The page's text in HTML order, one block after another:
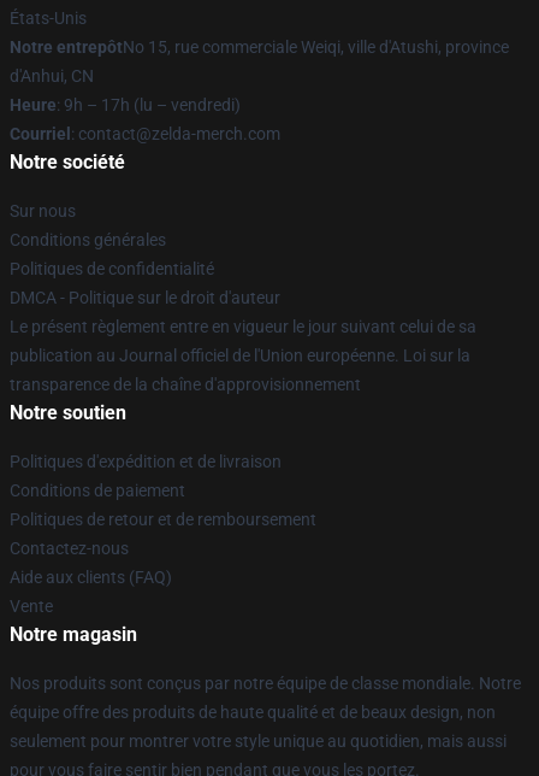
États-Unis
Notre entrepôtNo 15, rue commerciale Weiqi, ville d'Atushi, province
d'Anhui, CN
Heure: 9h – 17h (lu – vendredi)
Courriel : contact@zelda-merch.com
Notre société
Sur nous
Conditions générales
Politiques de confidentialité
DMCA - Politique sur le droit d'auteur
Le présent règlement entre en vigueur le jour suivant celui de sa
publication au Journal officiel de l'Union européenne. Loi sur la
transparence de la chaîne d'approvisionnement
Notre soutien
Politiques d'expédition et de livraison
Conditions de paiement
Politiques de retour et de remboursement
Contactez-nous
Aide aux clients (FAQ)
Vente
Notre magasin
Nos produits sont conçus par notre équipe de classe mondiale. Notre
équipe offre des produits de haute qualité et de beaux design, non
seulement pour montrer votre style unique au quotidien, mais aussi
pour vous faire sentir bien pendant que vous les portez.